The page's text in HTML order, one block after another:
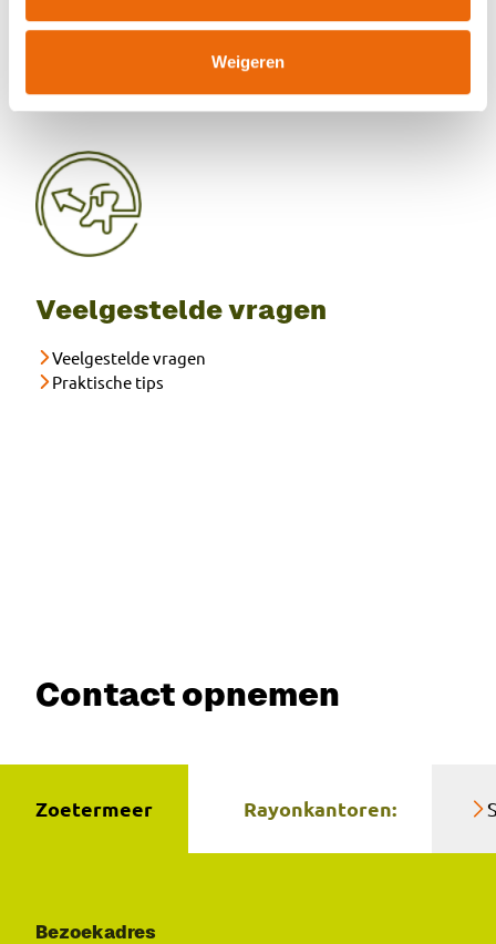
Weigeren
Veelgestelde vragen
Veelgestelde vragen
Praktische tips
Contact opnemen
Zoetermeer Rayonkantoren:
Bezoekadres